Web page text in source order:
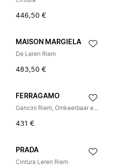
446,50 €
MAISON MARGIELA
De Leren Riem
483,50 €
FERRAGAMO
Gancini Riem, Omkeerbaar en Verstelbaar
431 €
PRADA
Cintura Leren Riem